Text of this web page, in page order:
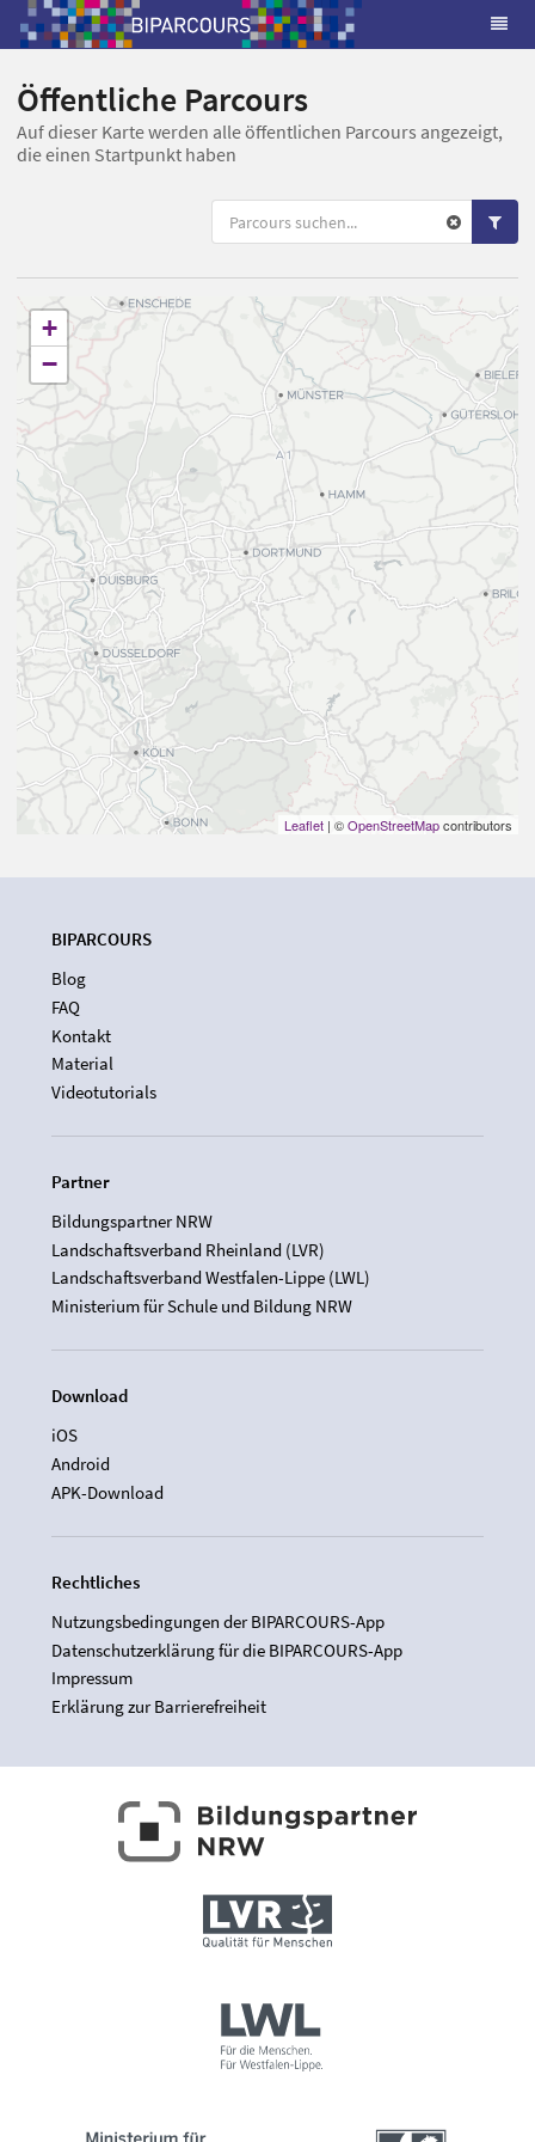
Öffentliche Parcours
Auf dieser Karte werden alle öffentlichen Parcours angezeigt,
die einen Startpunkt haben
+
−
Leaflet | ©OpenStreetMapcontributors
BIPARCOURS
Blog
FAQ
Kontakt
Material
Videotutorials
Partner
Bildungspartner NRW
Landschaftsverband Rheinland (LVR)
Landschaftsverband Westfalen-Lippe (LWL)
Ministerium für Schule und Bildung NRW
Download
iOS
Android
APK-Download
Rechtliches
Nutzungsbedingungen der BIPARCOURS-App
Datenschutzerklärung für die BIPARCOURS-App
Impressum
Erklärung zur Barrierefreiheit